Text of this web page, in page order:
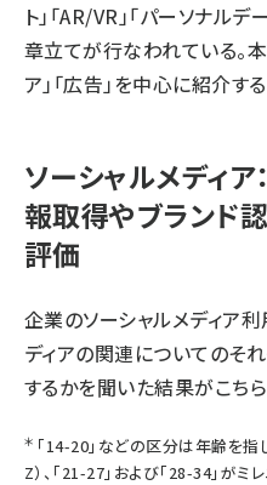
ト」「AR/VR」「パーソナル
章立てが行なわれている。
ア」「広告」を中心に紹介する
ソーシャルメディ
報取得やブランド
評価
企業のソーシャルメディア利
ディアの関連についてのそ
するかを聞いた結果がこちら
＊ 「14-20」などの区分は年齢を指
Z）、「21-27」および「28-34」が